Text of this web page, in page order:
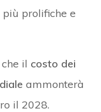
prolifiche e
il costo dei
ammonterà
il 2028.